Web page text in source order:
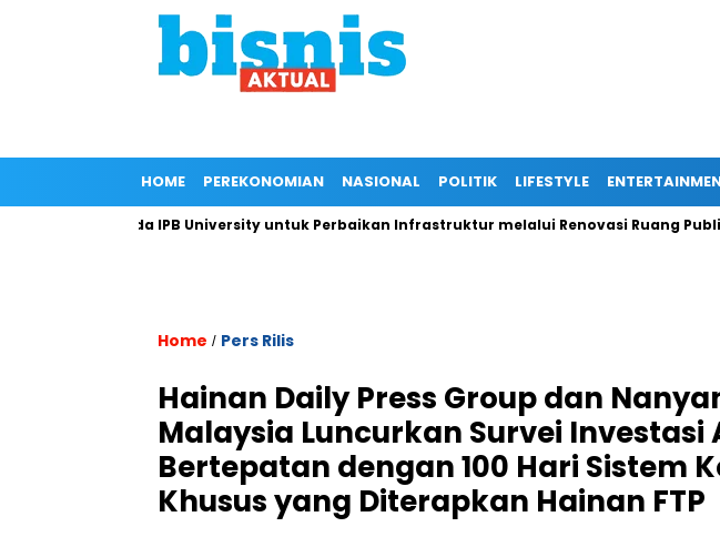
HOME PEREKONOMIAN NASIONAL POLITIK LIFESTYLE
Kepada IPB University untuk Perbaikan Infrastruktur melalui Renovasi Ruang Publik
Home / Pers Rilis
Hainan Daily Press Group dan
Malaysia Luncurkan Survei Investasi
Bertepatan dengan 100 Hari Sistem
Khusus yang Diterapkan Hainan FTP